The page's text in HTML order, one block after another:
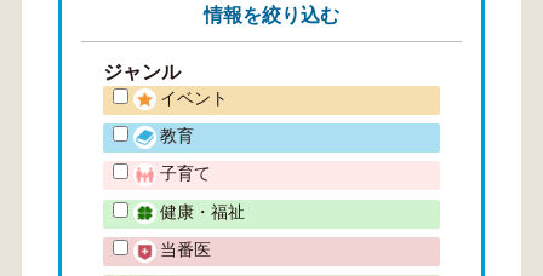
情報を絞り込む
ジャンル
イベント
教育
子育て
健康・福祉
当番医